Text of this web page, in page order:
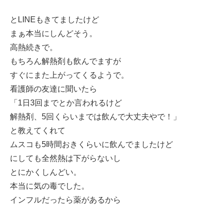
とLINEもきてましたけど
まぁ本当にしんどそう。
高熱続きで。
もちろん解熱剤も飲んでますが
すぐにまた上がってくるようで。
看護師の友達に聞いたら
「1日3回までとか言われるけど
解熱剤、5回くらいまでは飲んで大丈夫やで！」
と教えてくれて
ムスコも5時間おきくらいに飲んでましたけど
にしても全然熱は下がらないし
とにかくしんどい。
本当に気の毒でした。
インフルだったら薬があるから